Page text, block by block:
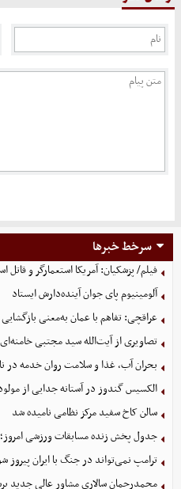
سرخط خبرها
فیلم/ پزشکیان: آمریکا استعمارگر و قاتل
آلومینیوم پای جوان آینده‌دارش ایستاد
عراقچی: تفاهم با عمان به‌معنی
تصاویری از آیت‌الله سید مجتبی
بحران آب، غذا و سلامت روان خدمه در ناو
الکسیس گندوز در آستانه جدایی از
سالن کاخ سفید مرکز نظامی نامیده شد
جدول پخش زنده مسابقات ورزشی امروز؛
ترامپ نمی‌تواند در جنگ با ایران پیروز
محمدرحمان سالاری مشاور عالی جدید